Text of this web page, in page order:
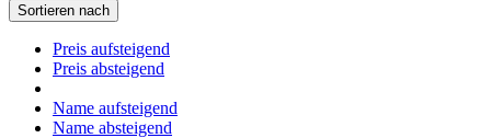
Sortieren nach
Preis aufsteigend
Preis absteigend
Name aufsteigend
Name absteigend